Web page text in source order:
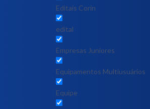
Editais Corin
edital
Empresas Juniores
Equipamentos Multiusuários
Equipe